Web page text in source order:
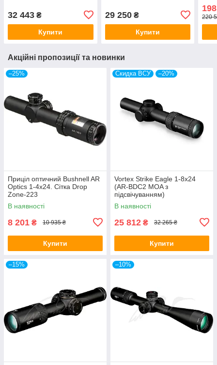
32 443 ₴
Купити
29 250₴
Купити
220
Акційні пропозиції та новинки
–25%
Приціл оптичний Bushnell AR
Optics 1-4x24. Сітка Drop
Zone-223
В наявності
8 201 ₴ 10 935 ₴
Купити
Скидка ВСУ –20%
Vortex Strike Eagle 1-8x24
(AR-BDC2 MOA з
підсвічуванням)
В наявності
25 812 ₴ 32 265 ₴
Купити
–15% –10%